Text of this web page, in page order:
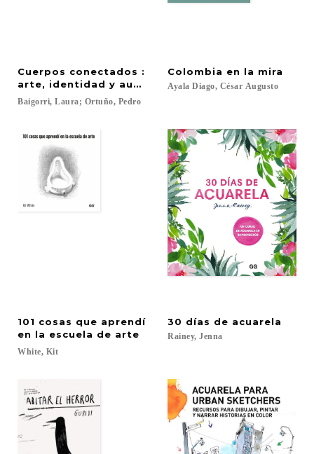
Cuerpos conectados :
arte, identidad y autorrepresentación en la
Baigorri, Laura; Ortuño, Pedro
Colombia en la mira
Ayala Diago, César Augusto
101 cosas que aprendí
en la escuela de arte
White, Kit
30 días de acuarela
Rainey, Jenna